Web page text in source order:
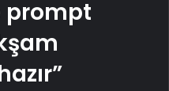
prompt